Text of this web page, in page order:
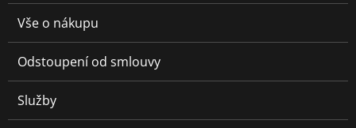
Vše o nákupu
Odstoupení od smlouvy
Služby